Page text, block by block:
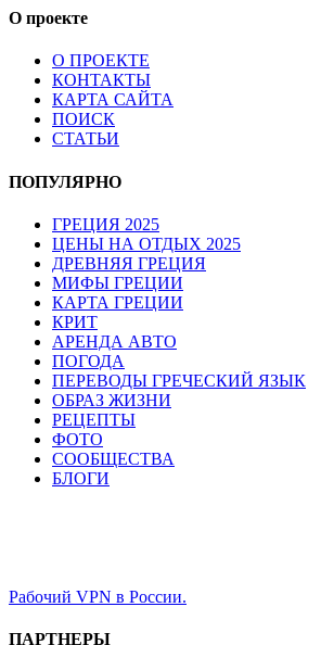
О проекте
О ПРОЕКТЕ
КОНТАКТЫ
КАРТА САЙТА
ПОИСК
СТАТЬИ
ПОПУЛЯРНО
ГРЕЦИЯ 2025
ЦЕНЫ НА ОТДЫХ 2025
ДРЕВНЯЯ ГРЕЦИЯ
МИФЫ ГРЕЦИИ
КАРТА ГРЕЦИИ
КРИТ
АРЕНДА АВТО
ПОГОДА
ПЕРЕВОДЫ ГРЕЧЕСКИЙ ЯЗЫК
ОБРАЗ ЖИЗНИ
РЕЦЕПТЫ
ФОТО
СООБЩЕСТВА
БЛОГИ
Рабочий VPN в России.
ПАРТНЕРЫ